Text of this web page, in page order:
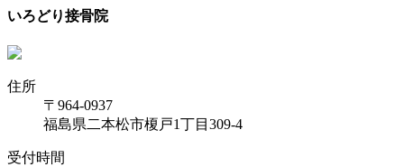
いろどり接骨院
住所
〒964-0937
福島県二本松市榎戸1丁目309-4
受付時間